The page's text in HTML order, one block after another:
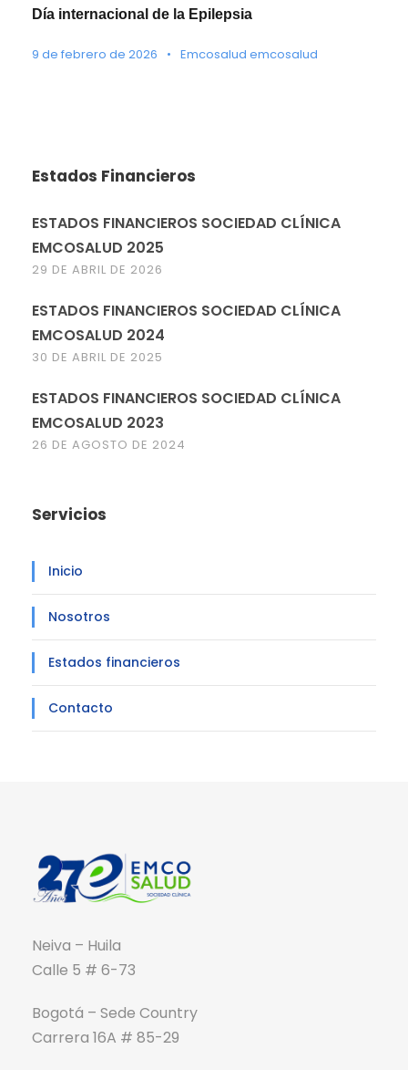
Día internacional de la Epilepsia
9 de febrero de 2026 • Emcosalud emcosalud
Estados Financieros
ESTADOS FINANCIEROS SOCIEDAD CLÍNICA
EMCOSALUD 2025
29 DE ABRIL DE 2026
ESTADOS FINANCIEROS SOCIEDAD CLÍNICA
EMCOSALUD 2024
30 DE ABRIL DE 2025
ESTADOS FINANCIEROS SOCIEDAD CLÍNICA
EMCOSALUD 2023
26 DE AGOSTO DE 2024
Servicios
Inicio
Nosotros
Estados financieros
Contacto
Neiva – Huila
Calle 5 # 6-73
Bogotá – Sede Country
Carrera 16A # 85-29